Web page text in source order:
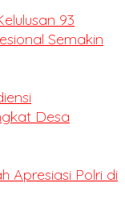
93
Semakin
Desa
Apresiasi Polri di